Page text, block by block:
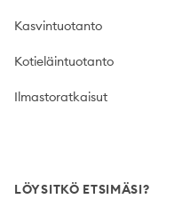
Kasvintuotanto
Kotieläintuotanto
Ilmastoratkaisut
LÖYSITKÖ ETSIMÄSI?